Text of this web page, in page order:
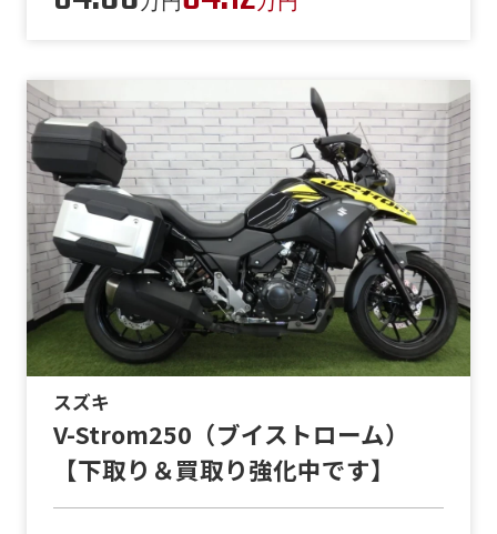
スズキ
V-Strom250（ブイストローム）
【下取り＆買取り強化中です】